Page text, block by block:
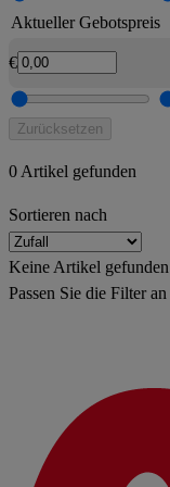
Aktueller Gebotspreis
€
Zurücksetzen
0 Artikel gefunden
Sortieren nach
Keine Artikel gefunden
Passen Sie die Filter